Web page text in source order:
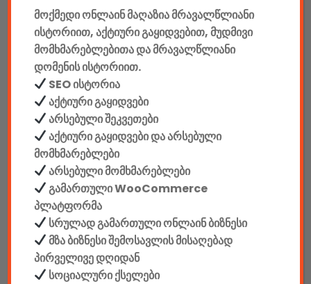
395.00 GEL.355.00 GEL.
აღწერა დამატებითი ინფორმაცია
ᲐᲦᲬᲔᲠᲐ
ფორმ ფაქტორი: Ergonomic Mecha-Membrane Keypad
შეერთების ტიპი: კაბელიანი
განათება: Razer Chroma™ ცვალებადი backlighting 16.8
მლნ. ფერის შეცვლის შესაძლებლობით
ტიპი: მექანიკურ-მემბრანული
ღილაკების რაოდენობა: 32
მოქმედი ონლაინ მაღაზია მრავალწლიანი
ისტორიით, აქტიური გაყიდვებით, მუდმივი
მომხმარებლებითა და მრავალწლიანი
დომენის ისტორიით.
SEO ისტორია
აქტიური გაყიდვები
არსებული შეკვეთები
აქტიური გაყიდვები და არსებული
მომხმარებლები
არსებული მომხმარებლები
გამართული WooCommerce
პლატფორმა
სრულად გამართული ონლაინ ბიზნესი
მზა ბიზნესი შემოსავლის მისაღებად
პირველივე დღიდან
სოციალური ქსელები